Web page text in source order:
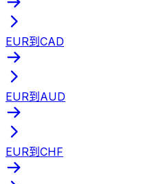
EUR到CAD
EUR到AUD
EUR到CHF